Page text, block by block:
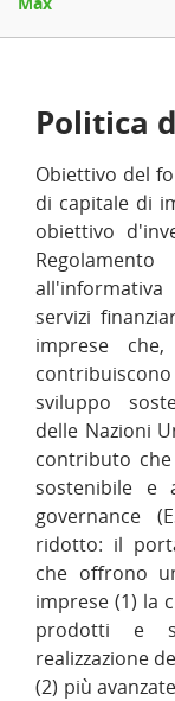
Politica
Obiettivo del
di capitale di
obiettivo
servizi
imprese
sviluppo
delle Nazioni
contributo
sostenibile e
governance
ridotto: il
che offrono
imprese (1) la
prodotti e
realizzazione
(2) più